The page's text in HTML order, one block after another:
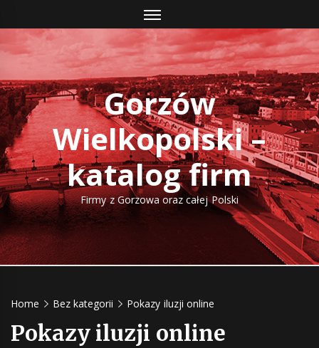
to
content
Gorzów
Wielkopolski –
katalog firm
Firmy z Gorzowa oraz całej Polski
Home Bez kategorii Pokazy iluzji online
Pokazy iluzji online